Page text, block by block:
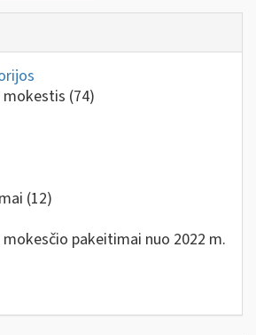
mokestis (74)
(12)
pakeitimai nuo 2022 m.